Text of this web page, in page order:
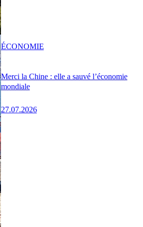
Merci la Chine : elle a sauvé l’économie
mondiale
27.07.2026
ÉCONOMIE